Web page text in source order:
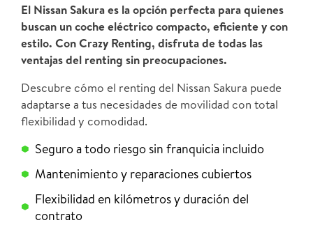
El Nissan Sakura es la opción perfecta para quienes
buscan un coche eléctrico compacto, eficiente y con
estilo. Con Crazy Renting, disfruta de todas las
ventajas del renting sin preocupaciones.
Descubre cómo el renting del Nissan Sakura puede
adaptarse a tus necesidades de movilidad con total
flexibilidad y comodidad.
Seguro a todo riesgo sin franquicia incluido
Mantenimiento y reparaciones cubiertos
Flexibilidad en kilómetros y duración del
contrato